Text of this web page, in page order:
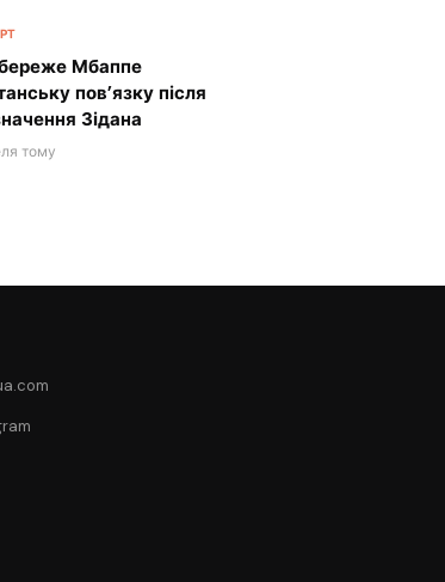
Мбаппе
пов’язку після
Зідана
тому